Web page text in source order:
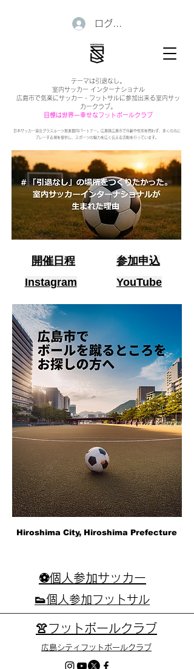
日本サッカー協会グラスルーツ推進賛同パートナー。広島県広島市で年齢や性別を問わず、多くの方に
プレーする場を提供し、スポーツの魅力を広く伝える活動を行っています。
テーマは引退なし。
室内サッカー インターナショナル
広島市で気楽にサッカー・フットサルに参加出来る室内サッ
カークラブ。
目標は世界一幸せなフットボールクラブ
ログイン
開催日程
参加申込
Instagram
YouTube
Hiroshima City, Hiroshima Prefecture
⚽個人参加サッカー
👟個人参加フットサル
👚フットボールクラブ
広島シティフットボールクラブ